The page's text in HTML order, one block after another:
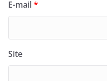
E-mail*
Site